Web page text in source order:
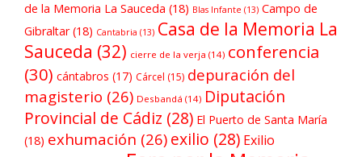
de la Memoria La Sauceda (18) Blas Infante (13) Campo de
Gibraltar(18) Cantabria (13) Casa de la Memoria La
Sauceda (32) cierre de la verja (14) conferencia
(30) cántabros (17) Cárcel (15) depuración del
magisterio (26) Desbandá (14) Diputación
Provincial de Cádiz (28) El Puerto de Santa María
(18) exhumación (26) exilio (28) Exilio